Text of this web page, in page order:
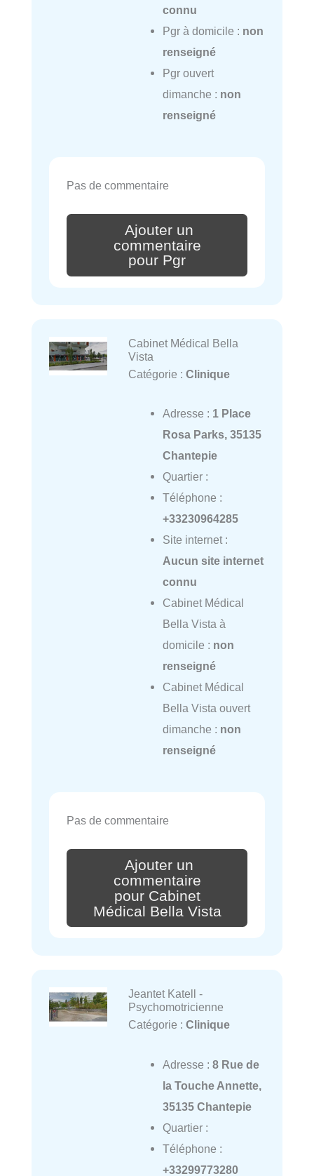
connu
Pgr à domicile : non
renseigné
Pgr ouvert
dimanche : non
renseigné
Pas de commentaire
Ajouter un
commentaire
pour Pgr
Cabinet Médical Bella
Vista
Catégorie : Clinique
Adresse : 1 Place
Rosa Parks, 35135
Chantepie
Quartier :
Téléphone :
+33230964285
Site internet :
Aucun site internet
connu
Cabinet Médical
Bella Vista à
domicile : non
renseigné
Cabinet Médical
Bella Vista ouvert
dimanche : non
renseigné
Pas de commentaire
Ajouter un
commentaire
pour Cabinet
Médical Bella Vista
Jeantet Katell -
Psychomotricienne
Catégorie : Clinique
Adresse : 8 Rue de
la Touche Annette,
35135 Chantepie
Quartier :
Téléphone :
+33299773280